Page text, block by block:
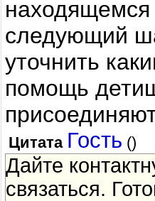
следующий
уточнить
помощь
Цитата Гость ()
Дайте
связаться.